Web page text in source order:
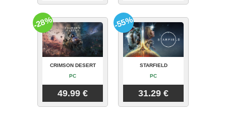
CRIMSON DESERT
PC
49.99 €
-28%
STARFIELD
PC
31.29 €
-55%